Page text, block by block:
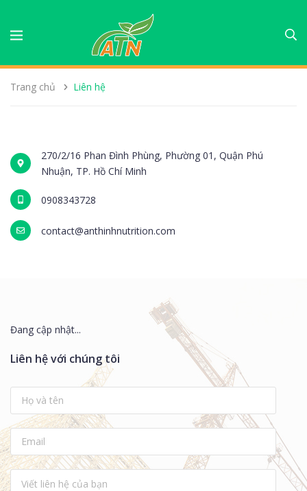
Trang chủ Liên hệ
270/2/16 Phan Đình Phùng, Phường 01, Quận Phú
Nhuận, TP. Hồ Chí Minh
0908343728
contact@anthinhnutrition.com
Đang cập nhật...
Liên hệ với chúng tôi